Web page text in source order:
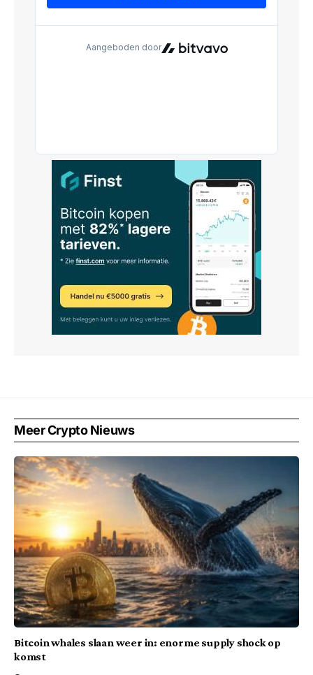
Meer Crypto Nieuws
Bitcoin whales slaan weer in: enorme supply shock op
komst